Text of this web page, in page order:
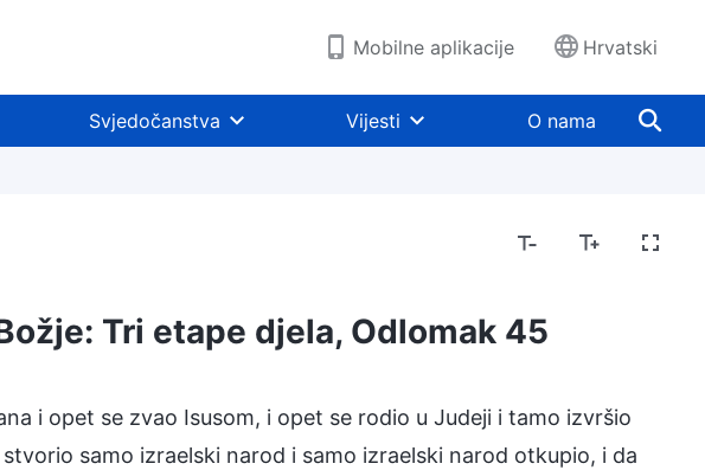
Mobilne aplikacije Hrvatski
Svjedočanstva Vijesti O nama
Spoznaja Božjeg djela Božja narav i ono što On ima i Jest
Tri etape djela, Odlomak 45
i opet se zvao Isusom, i opet se rodio u Judeji i tamo izvršio
samo izraelski narod i samo izraelski narod otkupio, i da